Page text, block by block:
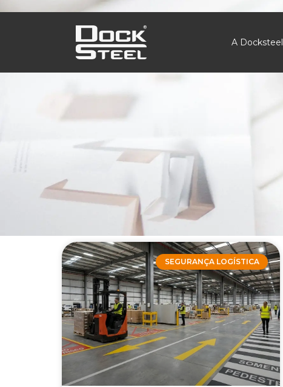
A Docksteel
SEGURANÇA LOGÍSTICA